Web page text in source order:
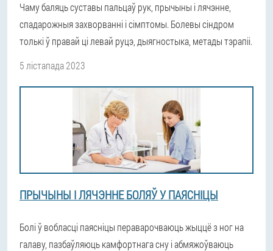
Чаму баляць суставы пальцаў рук, прычыны і лячэнне,
спадарожныя захворванні і сімптомы. Болевы сіндром
толькі ў правай ці левай руцэ, дыягностыка, метады тэрапіі.
5 лістапада 2023
ПРЫЧЫНЫ І ЛЯЧЭННЕ БОЛЯЎ У ПАЯСНІЦЫ
Болі ў вобласці паясніцы пераварочваюць жыццё з ног на
галаву, пазбаўляюць камфортнага сну і абмяжоўваюць